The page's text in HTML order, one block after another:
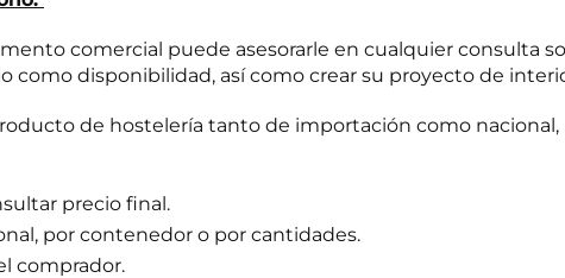
comercial puede asesorarle en cualquier consulta
como disponibilidad, así como crear su proyecto de
de hostelería tanto de importación como
precio final.
por contenedor o por cantidades.
comprador.